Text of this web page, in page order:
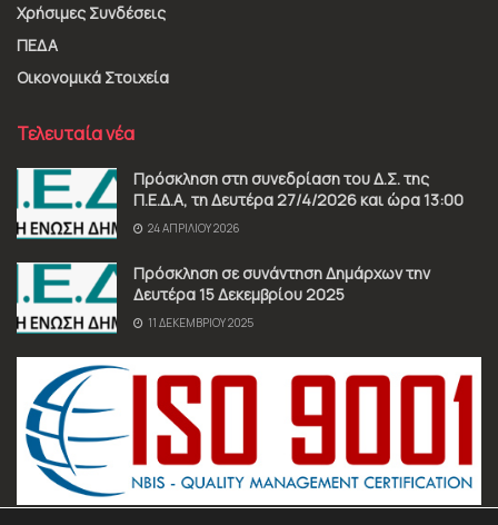
Χρήσιμες Συνδέσεις
ΠΕΔΑ
Οικονομικά Στοιχεία
Τελευταία νέα
Πρόσκληση στη συνεδρίαση του Δ.Σ. της
Π.Ε.Δ.Α, τη Δευτέρα 27/4/2026 και ώρα 13:00
24 ΑΠΡΙΛΊΟΥ 2026
Πρόσκληση σε συνάντηση Δημάρχων την
Δευτέρα 15 Δεκεμβρίου 2025
11 ΔΕΚΕΜΒΡΊΟΥ 2025